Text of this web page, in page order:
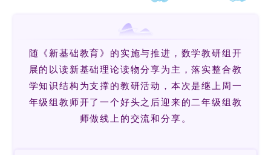
随《新基础教育》的实施与推进，数学教研组开
展的以读新基础理论读物分享为主，落实整合教
学知识结构为支撑的教研活动，本次是继上周一
年级组教师开了一个好头之后迎来的二年级组教
师做线上的交流和分享。